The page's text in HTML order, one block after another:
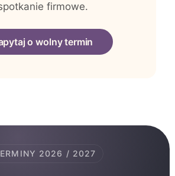
firmowe.
o wolny termin
2026 / 2027